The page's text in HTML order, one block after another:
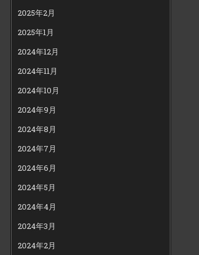
2025年2月
2025年1月
2024年12月
2024年11月
2024年10月
2024年9月
2024年8月
2024年7月
2024年6月
2024年5月
2024年4月
2024年3月
2024年2月